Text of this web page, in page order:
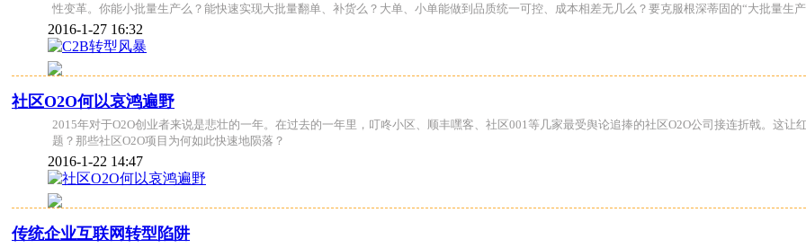
性变革。你能小批量生产么？能快速实现大批量翻单、补货么？大单、小单能做到品质统一可控、成本相差无几么？要克服根深蒂固的“大批量生
2016-1-27 16:32
社区O2O何以哀鸿遍野
2015年对于O2O创业者来说是悲壮的一年。在过去的一年里，叮咚小区、顺丰嘿客、社区001等几家最受舆论追捧的社区O2O公司接连折戟。这
题？那些社区O2O项目为何如此快速地陨落？
2016-1-22 14:47
传统企业互联网转型陷阱